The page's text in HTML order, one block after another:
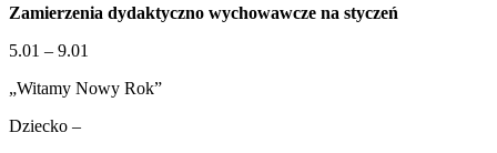
–
Zamierzenia dydaktyczno wychowawcze na styczeń
5.01 – 9.01
„Witamy Nowy Rok”
Dziecko –